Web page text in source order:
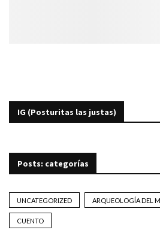
IG (Posturitas las justas)
Posts: categorías
UNCATEGORIZED ARQUEOLOGÍA DEL
CUENTO